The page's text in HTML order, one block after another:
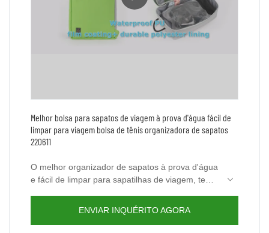
Melhor bolsa para sapatos de viagem à prova d'água fácil de
limpar para viagem bolsa de tênis organizadora de sapatos
220611
O melhor organizador de sapatos à prova d'água
e fácil de limpar para sapatilhas de viagem, tem
bolsa de mão, bolsa de ombro ou bolsa tiracolo
com uma variedade de opções de
ENVIAR INQUÉRITO AGORA